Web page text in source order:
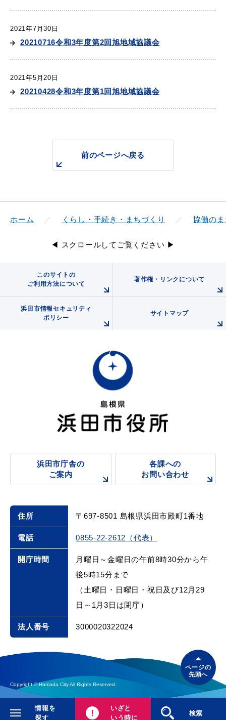
移住・出会い応援（はまだ暮らし）
浜田市庁舎の
ご案内
各課への
お問い合わせ
閉じる
情報を
探す
いざと
いう時に
検索
2021年7月30日
20210716令和3年度第2回旭地域協議会
2021年5月20日
20210428令和3年度第1回旭地域協議会
前のページへ戻る
ホーム くらし・手続き・まちづくり 協働の
◀ スクロールしてご覧ください ▶
このサイトの
ご利用方法について
著作権・リンクについて
浜田市情報セキュリティ
ポリシー
サイトマップ
浜田市庁舎の
ご案内
各課への
お問い合わせ
住所 〒697-8501 島根県浜田市殿町1番地
電話 0855-22-2612（代表）
開庁時間
月曜日～金曜日の午前8時30分から午
後5時15分まで
（土曜日・日曜日・祝日及び12月29
日～1月3日は閉庁）
法人番号 3000020322024
Copyright © Hamada City All Rights Reserved.
ページの
先頭へ